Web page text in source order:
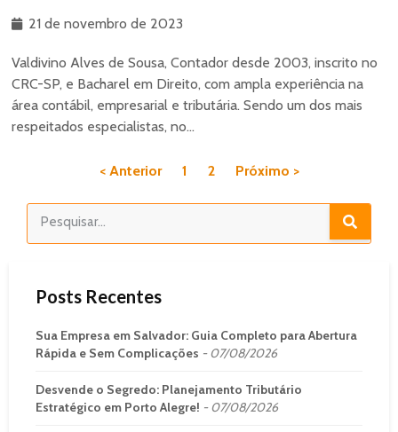
21 de novembro de 2023
Valdivino Alves de Sousa, Contador desde 2003, inscrito no
CRC-SP, e Bacharel em Direito, com ampla experiência na
área contábil, empresarial e tributária. Sendo um dos mais
respeitados especialistas, no...
< Anterior 1 2 Próximo >
Posts Recentes
Sua Empresa em Salvador: Guia Completo para Abertura
Rápida e Sem Complicações
07/08/2026
Desvende o Segredo: Planejamento Tributário
Estratégico em Porto Alegre!
07/08/2026